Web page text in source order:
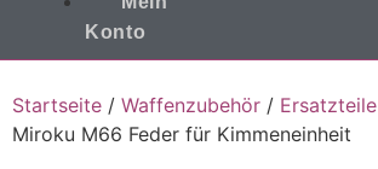
Konto
Startseite / Waffenzubehör / Ersatzteile
Miroku M66 Feder für Kimmeneinheit